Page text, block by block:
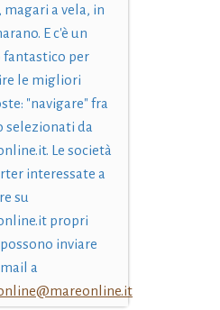
magari a vela, in
E c'è un
fantastico per
le migliori
"navigare" fra
selezionati da
Le società
interessate a
su
propri
inviare
a